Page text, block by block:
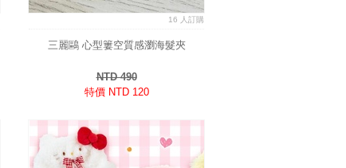
16 人訂購
三麗鷗 心型簍空質感瀏海髮夾
NTD 490
特價 NTD 120